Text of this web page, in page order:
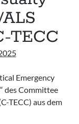
TECC
Emergency
des Committee
TECC) aus dem